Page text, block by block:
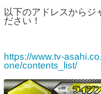
以下のアドレスからジ
ださい！
https://www.tv-
one/contents_list/